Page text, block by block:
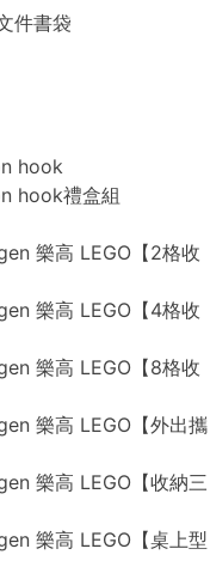
件書袋
hook
hook禮盒組
樂高 LEGO【2格收
樂高 LEGO【4格收
樂高 LEGO【8格收
樂高 LEGO【外出攜
樂高 LEGO【收納三
樂高 LEGO【桌上型